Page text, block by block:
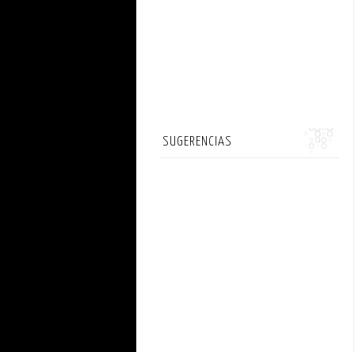
SUGERENCIAS